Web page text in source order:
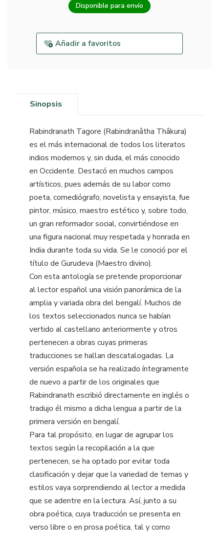
Disponible para envío
Añadir a favoritos
Sinopsis
Rabindranath Tagore (Rabindranâtha Thâkura)
es el más internacional de todos los literatos
indios modernos y, sin duda, el más conocido
en Occidente. Destacó en muchos campos
artísticos, pues además de su labor como
poeta, comediógrafo, novelista y ensayista, fue
pintor, músico, maestro estético y, sobre todo,
un gran reformador social, convirtiéndose en
una figura nacional muy respetada y honrada en
India durante toda su vida. Se le conoció por el
título de Gurudeva (Maestro divino).
Con esta antología se pretende proporcionar
al lector español una visión panorámica de la
amplia y variada obra del bengalí. Muchos de
los textos seleccionados nunca se habían
vertido al castellano anteriormente y otros
pertenecen a obras cuyas primeras
traducciones se hallan descatalogadas. La
versión española se ha realizado íntegramente
de nuevo a partir de los originales que
Rabindranath escribió directamente en inglés o
tradujo él mismo a dicha lengua a partir de la
primera versión en bengalí.
Para tal propósito, en lugar de agrupar los
textos según la recopilación a la que
pertenecen, se ha optado por evitar toda
clasificación y dejar que la variedad de temas y
estilos vaya sorprendiendo al lector a medida
que se adentre en la lectura. Así, junto a su
obra poética, cuya traducción se presenta en
verso libre o en prosa poética, tal y como